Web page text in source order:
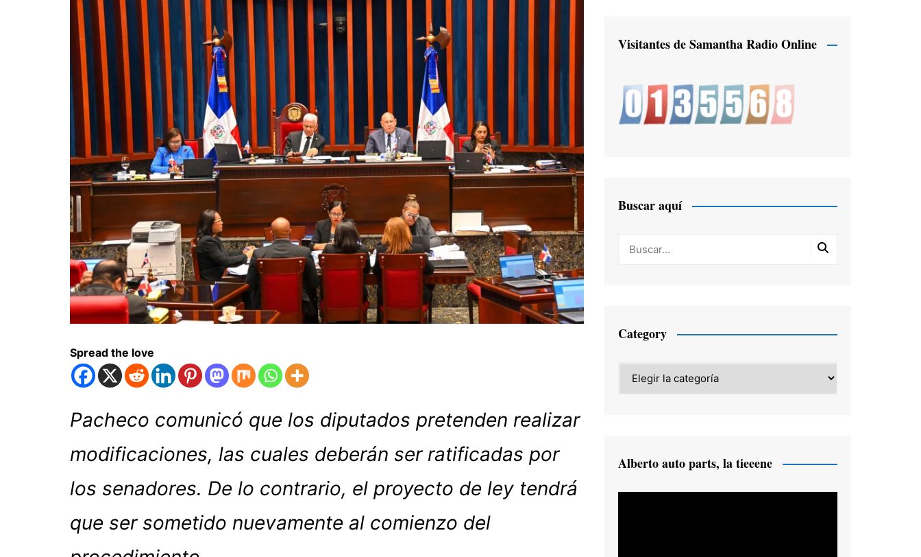
Spread the love
Pacheco comunicó que los diputados pretenden realizar
modificaciones, las cuales deberán ser ratificadas por
los senadores. De lo contrario, el proyecto de ley tendrá
que ser sometido nuevamente al comienzo del
Visitantes de Samantha Radio Online
Buscar aquí
Category
Alberto auto parts, la tieeene